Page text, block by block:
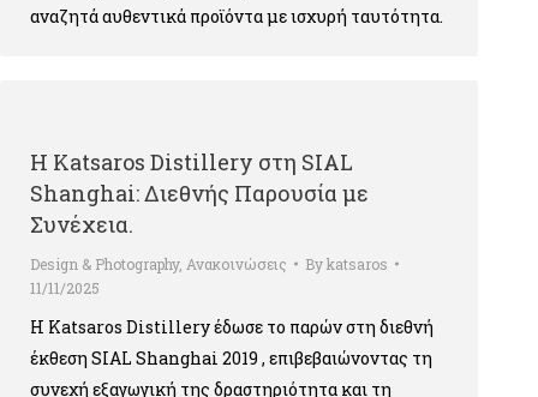
αναζητά αυθεντικά προϊόντα με ισχυρή ταυτότητα.
Η Katsaros Distillery στη SIAL
Shanghai: Διεθνής Παρουσία με
Συνέχεια.
Design & Photography, Ανακοινώσεις Bykatsaros
11/11/2025
Η Katsaros Distillery έδωσε το παρών στη διεθνή
έκθεση SIAL Shanghai 2019 , επιβεβαιώνοντας τη
συνεχή εξαγωγική της δραστηριότητα και τη